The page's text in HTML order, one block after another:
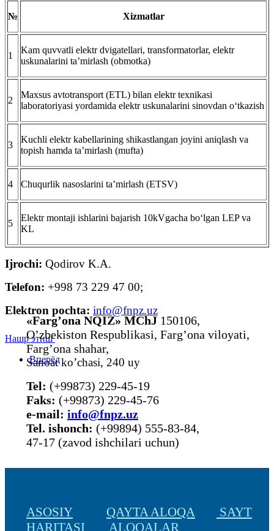
№ Xizmatlar
1
Kam quvvatli elektr dvigatellari, transformatorlar, elektr
uskunalarini ta’mirlash (obmotka)
2
Maxsus avtotransport (ETL) bilan elektr texnikasi
laboratoriyasi yordamida elektr uskunalarini sinovdan o‘tkazish
3
Kuchli elektr kabellarining shikastlangan joyini aniqlash va
topish hamda ta’mirlash (mufta)
4 Chuqurlik nasoslarini ta’mirlash (ETSV)
5
Elektr montaji ishlarini bajarish 10kVgacha bo‘lgan LEP va
KL
Ijrochi: Qodirov K.A.
Telefon: +998 73 229 47 00;
Elektron pochta: info@fnpz.uz
Нашр этиш
Вперёд
«Farg’ona NQIZ» MChJ 150106,
O’zbekiston Respublikasi, Farg’ona viloyati,
Farg’ona shahar,
Sanoat ko’chasi, 240 uy
Tel: (+99873) 229-45-19
Faks: (+99873) 229-45-76
е-mail: info@fnpz.uz
Tel. ishonch: (+99894) 555-83-84,
47-17 (zavod ishchilari uchun)
ASOSIY QAYTA ALOQA
SAYT
HARITASI
ALOQALAR